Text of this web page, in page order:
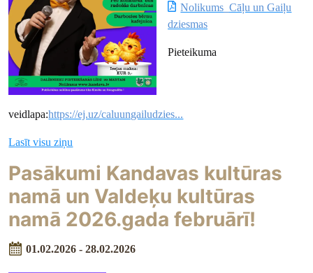
Nolikums_Cāļu un Gaiļu
dziesmas
Pieteikuma
veidlapa:https://ej.uz/caluungailudzies...
Lasīt visu ziņu
Pasākumi Kandavas kultūras
namā un Valdeķu kultūras
namā 2026.gada februārī!
01.02.2026 - 28.02.2026